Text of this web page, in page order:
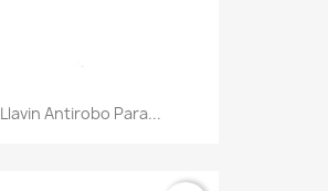
Llavin Antirobo Para...